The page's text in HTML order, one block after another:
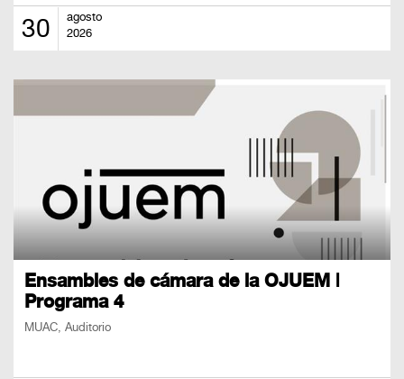
30
agosto
2026
Ensambles de cámara de la OJUEM |
Programa 4
MUAC, Auditorio